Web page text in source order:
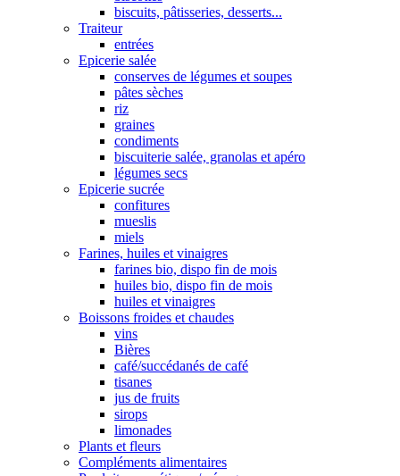
biscuits, pâtisseries, desserts...
Traiteur
entrées
Epicerie salée
conserves de légumes et soupes
pâtes sèches
riz
graines
condiments
biscuiterie salée, granolas et apéro
légumes secs
Epicerie sucrée
confitures
mueslis
miels
Farines, huiles et vinaigres
farines bio, dispo fin de mois
huiles bio, dispo fin de mois
huiles et vinaigres
Boissons froides et chaudes
vins
Bières
café/succédanés de café
tisanes
jus de fruits
sirops
limonades
Plants et fleurs
Compléments alimentaires